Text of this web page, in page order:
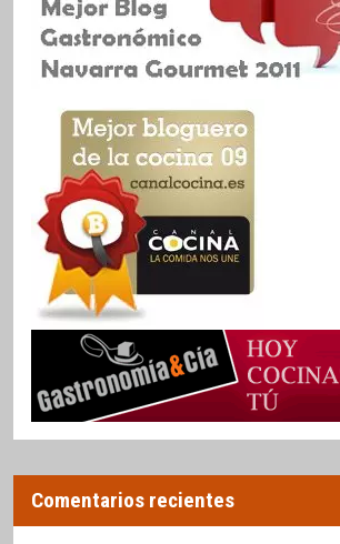
Comentarios recientes